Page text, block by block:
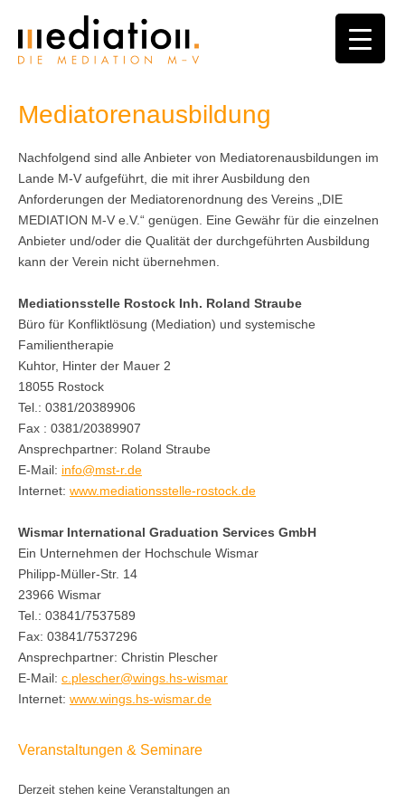
Mediatorenausbildung
Nachfolgend sind alle Anbieter von Mediatorenausbildungen im
Lande M-V aufgeführt, die mit ihrer Ausbildung den
Anforderungen der Mediatorenordnung des Vereins „DIE
MEDIATION M-V e.V.“ genügen. Eine Gewähr für die einzelnen
Anbieter und/oder die Qualität der durchgeführten Ausbildung
kann der Verein nicht übernehmen.
Mediationsstelle Rostock Inh. Roland Straube
Büro für Konfliktlösung (Mediation) und systemische
Familientherapie
Kuhtor, Hinter der Mauer 2
18055 Rostock
Tel.: 0381/20389906
Fax : 0381/20389907
Ansprechpartner: Roland Straube
E-Mail: info@mst-r.de
Internet: www.mediationsstelle-rostock.de
Wismar International Graduation Services GmbH
Ein Unternehmen der Hochschule Wismar
Philipp-Müller-Str. 14
23966 Wismar
Tel.: 03841/7537589
Fax: 03841/7537296
Ansprechpartner: Christin Plescher
E-Mail: c.plescher@wings.hs-wismar
Internet: www.wings.hs-wismar.de
Veranstaltungen & Seminare
Derzeit stehen keine Veranstaltungen an